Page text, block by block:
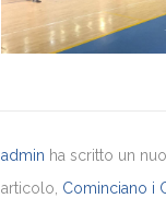
admin ha scritto un
articolo, Cominciano i